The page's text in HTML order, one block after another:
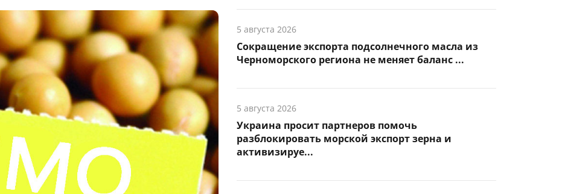
5 августа 2026
Сокращение экспорта подсолнечного масла из
Черноморского региона не меняет баланс ...
5 августа 2026
Украина просит партнеров помочь
разблокировать морской экспорт зерна и
активизируе...